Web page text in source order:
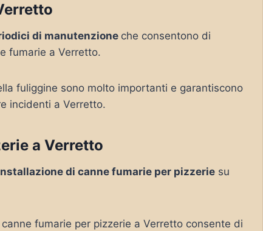
di manutenzione che consentono di
fumarie a Verretto.
fuliggine sono molto importanti e garantiscono
incidenti a Verretto.
a Verretto
di canne fumarie per pizzerie su
fumarie per pizzerie a Verretto consente di